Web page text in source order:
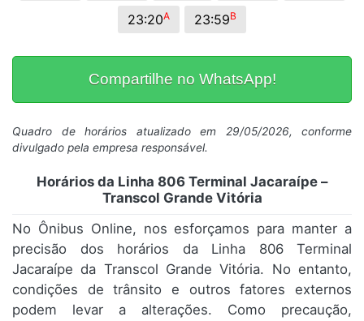
23:20A 23:59B
Compartilhe no WhatsApp!
Quadro de horários atualizado em 29/05/2026, conforme
divulgado pela empresa responsável.
Horários da Linha 806 Terminal Jacaraípe –
Transcol Grande Vitória
No Ônibus Online, nos esforçamos para manter a
precisão dos horários da Linha 806 Terminal
Jacaraípe da Transcol Grande Vitória. No entanto,
condições de trânsito e outros fatores externos
podem levar a alterações. Como precaução,